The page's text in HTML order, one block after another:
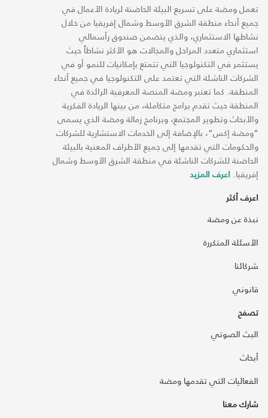
تعمل ومضة على تسريع البيئة الحاضنة لريادة الأعمال في
جميع أنحاء منطقة الشرق الأوسط وشمال إفريقيا من خلال
نشاطها الاستثماري، والذي يتضمن صندوق رأسمالي
استثماري متعدد المراحل والمجالات هو الأكثر نشاطاً حيث
يستثمر في التكنولوجيا التي تتمتع بإمكانيات للنمو أو في
الشركات الناشئة التي تعتمد على التكنولوجيا في جميع أنحاء
المنطقة. كما تعتبر ومضة المنصة المعرفية الرائدة في
المنطقة حيث تقدم برامج متكاملة، من بينها الريادة الفكرية
والأبحاث وتطوير المجتمع، وبرنامج زمالة ومضة الذي يسمى
“ومضة إكس“، بالإضافة إلى الخدمات الاستشارية للشركات
والحكومات التي تقدمها إلى جميع الأطراف المعنية بالبيئة
الحاضنة للشركات الناشئة في منطقة الشرق الأوسط وشمال
إفريقيا. اعرف المزيد
اعرف أكثر
نبذة عن ومضة
الأسئلة المتكررة
شركائنا
قانوني
تصفح
البث الصوتي
أبحاث
الفعاليات التي تقدمها ومضة
شارك معنا